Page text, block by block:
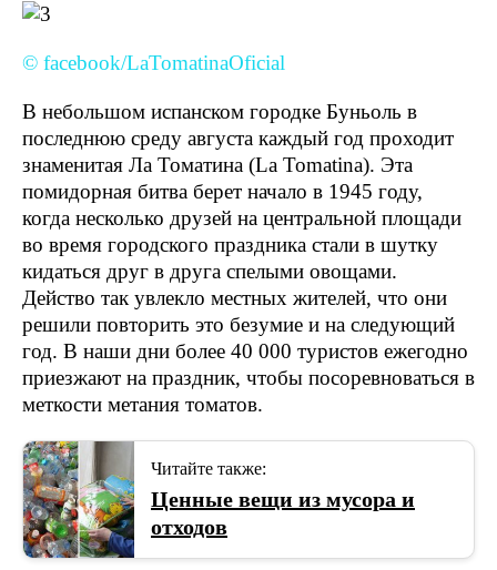
© facebook/LaTomatinaOficial
В небольшом испанском городке Буньоль в
последнюю среду августа каждый год проходит
знаменитая Ла Томатина (La Tomatina). Эта
помидорная битва берет начало в 1945 году,
когда несколько друзей на центральной площади
во время городского праздника стали в шутку
кидаться друг в друга спелыми овощами.
Действо так увлекло местных жителей, что они
решили повторить это безумие и на следующий
год. В наши дни более 40 000 туристов ежегодно
приезжают на праздник, чтобы посоревноваться в
меткости метания томатов.
Читайте также:
Ценные вещи из мусора и
отходов